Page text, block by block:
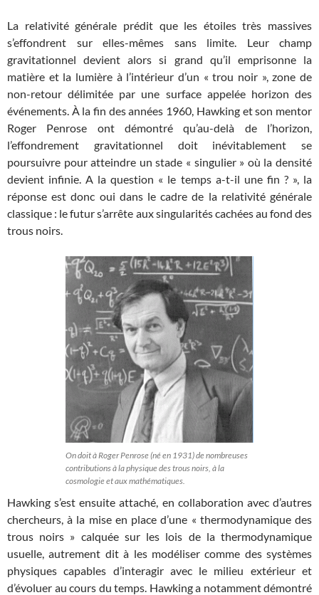
La relativité générale prédit que les étoiles très massives
s’effondrent sur elles-mêmes sans limite. Leur champ
gravitationnel devient alors si grand qu’il emprisonne la
matière et la lumière à l’intérieur d’un « trou noir », zone de
non-retour délimitée par une surface appelée horizon des
événements. À la fin des années 1960, Hawking et son mentor
Roger Penrose ont démontré qu’au-delà de l’horizon,
l’effondrement gravitationnel doit inévitablement se
poursuivre pour atteindre un stade « singulier » où la densité
devient infinie. A la question « le temps a-t-il une fin ? », la
réponse est donc oui dans le cadre de la relativité générale
classique : le futur s’arrête aux singularités cachées au fond des
trous noirs.
On doit à Roger Penrose (né en 1931) de nombreuses
contributions à la physique des trous noirs, à la
cosmologie et aux mathématiques.
Hawking s’est ensuite attaché, en collaboration avec d’autres
chercheurs, à la mise en place d’une « thermodynamique des
trous noirs » calquée sur les lois de la thermodynamique
usuelle, autrement dit à les modéliser comme des systèmes
physiques capables d’interagir avec le milieu extérieur et
d’évoluer au cours du temps. Hawking a notamment démontré